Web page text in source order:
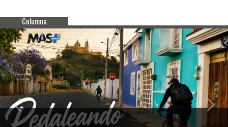
Columna
Previous Next